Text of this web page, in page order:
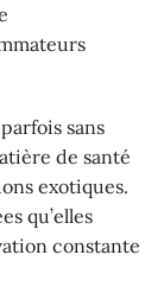
sans
de santé
exotiques.
qu’elles
constante